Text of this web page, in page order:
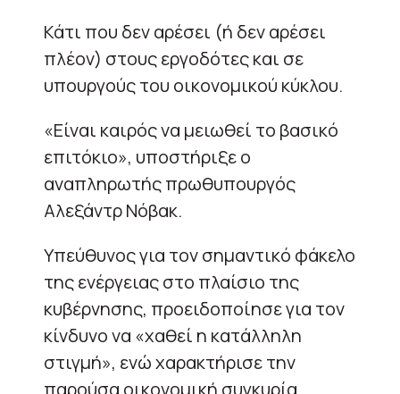
Κάτι που δεν αρέσει (ή δεν αρέσει
πλέον) στους εργοδότες και σε
υπουργούς του οικονομικού κύκλου.
«Είναι καιρός να μειωθεί το βασικό
επιτόκιο», υποστήριξε ο
αναπληρωτής πρωθυπουργός
Αλεξάντρ Νόβακ.
Υπεύθυνος για τον σημαντικό φάκελο
της ενέργειας στο πλαίσιο της
κυβέρνησης, προειδοποίησε για τον
κίνδυνο να «χαθεί η κατάλληλη
στιγμή», ενώ χαρακτήρισε την
παρούσα οικονομική συγκυρία